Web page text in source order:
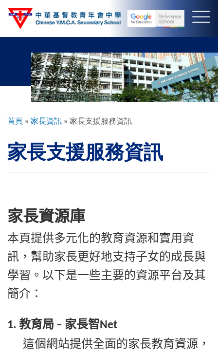
導
連
結
首頁 家長資訊 家長支援服務資訊
家長支援服務資訊
家長資源庫
本頁提供多元化的教育資源和實用資
訊，幫助家長更好地支持子女的成長與
學習。以下是一些主要的資源平台及其
簡介：
1. 教育局 – 家長智 Net
這個網站提供全面的家長教育資源，